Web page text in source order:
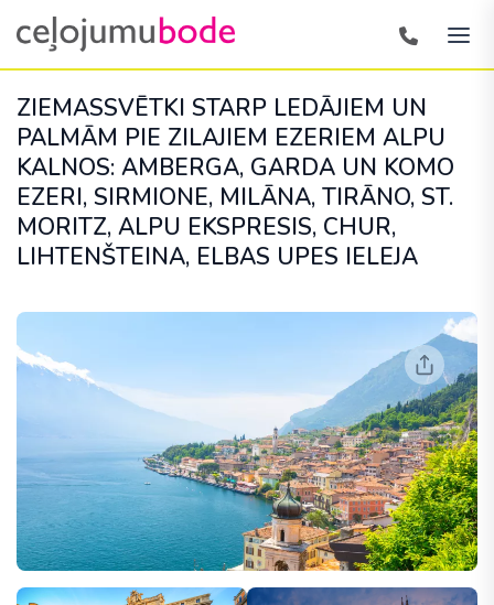
ZIEMASSVĒTKI STARP LEDĀJIEM UN
PALMĀM PIE ZILAJIEM EZERIEM ALPU
KALNOS: AMBERGA, GARDA UN KOMO
EZERI, SIRMIONE, MILĀNA, TIRĀNO, ST.
MORITZ, ALPU EKSPRESIS, CHUR,
LIHTENŠTEINA, ELBAS UPES IELEJA